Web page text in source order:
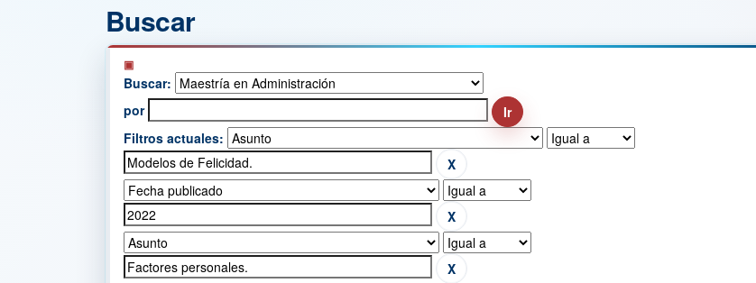
Buscar
Buscar:
por
Filtros actuales: